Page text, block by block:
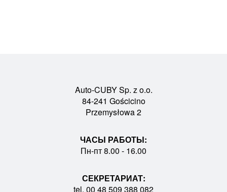
Auto-CUBY Sp. z o.o.
84-241 Gościcino
Przemysłowa 2
ЧАСЫ РАБОТЫ:
Пн-пт 8.00 - 16.00
СЕКРЕТАРИАТ:
tel. 00 48 509 388 082